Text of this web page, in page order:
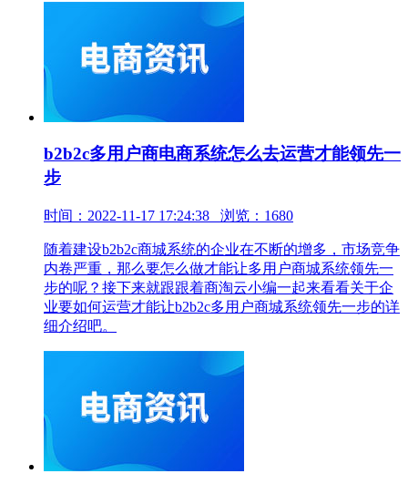
b2b2c多用户商电商系统怎么去运营才能领先一
步
时间：2022-11-17 17:24:38 浏览：1680
随着建设b2b2c商城系统的企业在不断的增多，市场竞争
内卷严重，那么要怎么做才能让多用户商城系统领先一
步的呢？接下来就跟跟着商淘云小编一起来看看关于企
业要如何运营才能让b2b2c多用户商城系统领先一步的详
细介绍吧。